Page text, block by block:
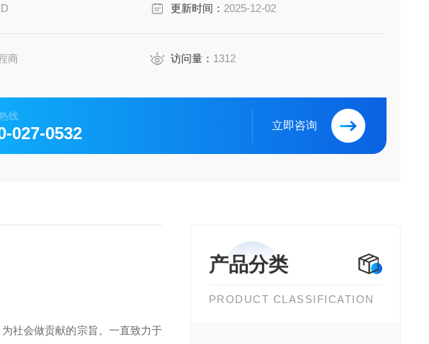
更新时间： 2025-12-02
商 访问量： 1312
线
027-0532 立即咨询
产品分类
PRODUCT CLASSIFICATION
社会做贡献的宗旨。一直致力于